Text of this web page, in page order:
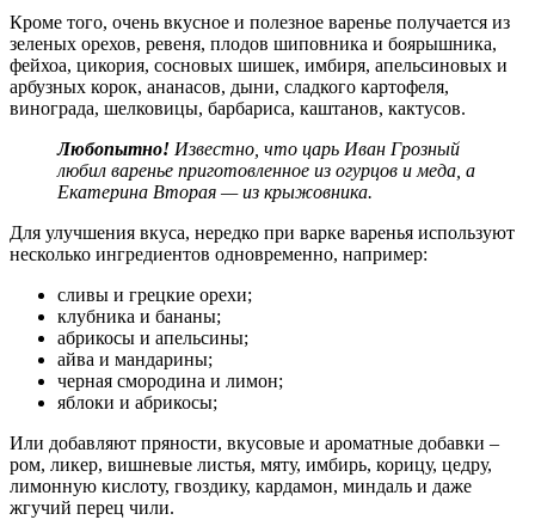
Кроме того, очень вкусное и полезное варенье получается из
зеленых орехов, ревеня, плодов шиповника и боярышника,
фейхоа, цикория, сосновых шишек, имбиря, апельсиновых и
арбузных корок, ананасов, дыни, сладкого картофеля,
винограда, шелковицы, барбариса, каштанов, кактусов.
Любопытно! Известно, что царь Иван Грозный
любил варенье приготовленное из огурцов и меда, а
Екатерина Вторая — из крыжовника.
Для улучшения вкуса, нередко при варке варенья используют
несколько ингредиентов одновременно, например:
сливы и грецкие орехи;
клубника и бананы;
абрикосы и апельсины;
айва и мандарины;
черная смородина и лимон;
яблоки и абрикосы;
Или добавляют пряности, вкусовые и ароматные добавки –
ром, ликер, вишневые листья, мяту, имбирь, корицу, цедру,
лимонную кислоту, гвоздику, кардамон, миндаль и даже
жгучий перец чили.